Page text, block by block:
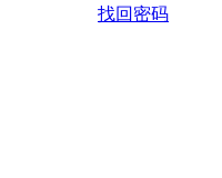
找回密码